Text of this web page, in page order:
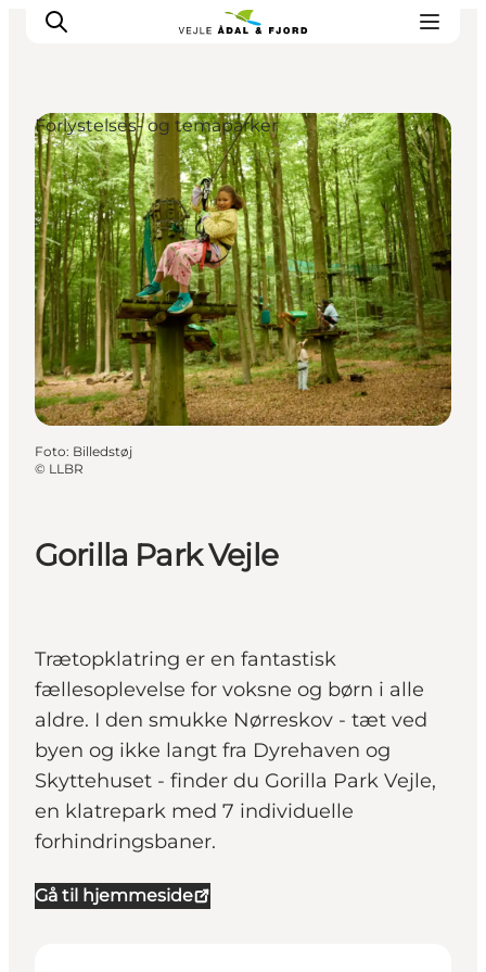
Udflugtsmål
Ture & aktiviteter
Det sker
Overnatning
Planlæg din tur
-
Projekter
Gorilla Park Vejle
Trætopklatring er en fantastisk
fællesoplevelse for voksne og børn i alle
aldre. I den smukke Nørreskov - tæt ved
byen og ikke langt fra Dyrehaven og
Skyttehuset - finder du Gorilla Park Vejle,
en klatrepark med 7 individuelle
forhindringsbaner.
Gå til hjemmeside
Forlystelses- og temaparker
Foto: Billedstøj
© LLBR